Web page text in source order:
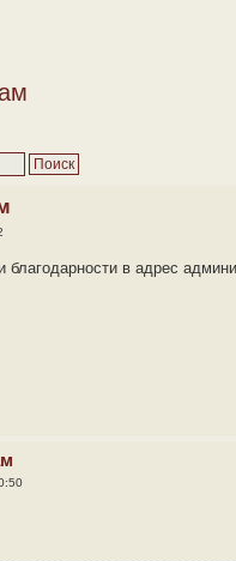
благодарности в адрес